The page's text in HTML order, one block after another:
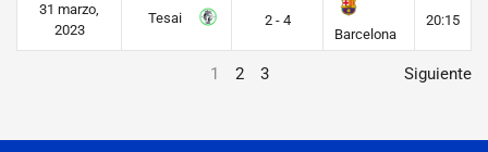
31 marzo,
2023
Tesai
2 - 4
Barcelona
20:15
1 2 3 Siguiente